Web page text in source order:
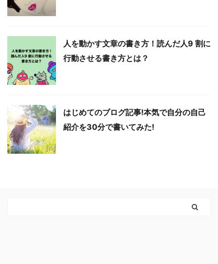
人を動かす文章の書き方！読んだ人9 割に
行動させる書き方とは？
はじめてのブログ記事!本気で自分の自己
紹介を30分で書いてみた!